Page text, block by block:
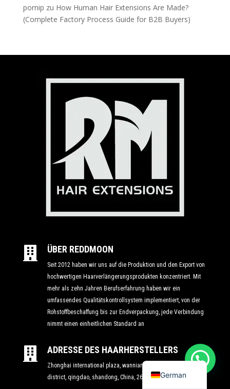
pornip zu How Human Hair Extensions Are Made?
(Complete Factory Process Guide for B2B Buyers)
 ÜBER REDDMOON
Seit 2012 haben wir uns auf die Produktion und den Export von
hochwertigen Haarverlängerungsprodukten konzentriert. Mit
mehr als zehn Jahren Berufserfahrung haben wir ein
umfassendes Qualitätskontrollsystem implementiert, von der
Rohstoffbeschaffung bis zur Endverpackung, jede Verbindung
nimmt einen einheitlichen Standard an
 ADRESSE DES HAARHERSTELLERS
Zhonghai international plaza, wannianquan road no.237, licang
district, qingdao, shandong, China, 266041. German
Spanish
Japanese
Korean
Polish